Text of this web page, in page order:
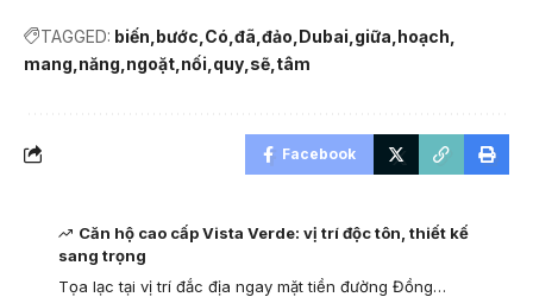
TAGGED: biến bước Có đã đảo Dubai giữa hoạch
mang năng ngoặt nối quy sẽ tâm
Facebook
Căn hộ cao cấp Vista Verde: vị trí độc tôn, thiết kế
sang trọng
Tọa lạc tại vị trí đắc địa ngay mặt tiền đường Đồng…